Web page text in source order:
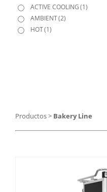
Servicio domiciliario
91 629 17 10
Productos> Bakery Line
ACTIVE COOLING(1)
AMBIENT(2)
HOT(1)